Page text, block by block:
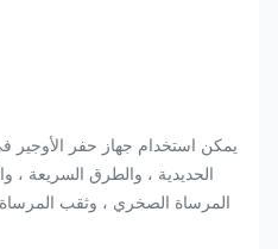
يمكن استخدام جهاز حفر الأوجير في
الحديدية ، والطرق السريعة ، والنهر
المرساة الصخري ، وثقب المرساة ،